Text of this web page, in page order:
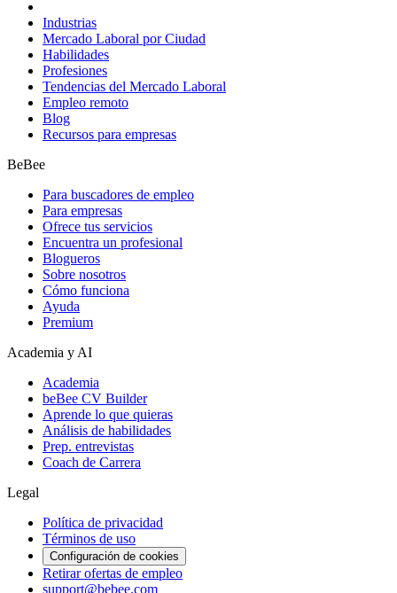
Industrias
Mercado Laboral por Ciudad
Habilidades
Profesiones
Tendencias del Mercado Laboral
Empleo remoto
Blog
Recursos para empresas
BeBee
Para buscadores de empleo
Para empresas
Ofrece tus servicios
Encuentra un profesional
Blogueros
Sobre nosotros
Cómo funciona
Ayuda
Premium
Academia y AI
Academia
beBee CV Builder
Aprende lo que quieras
Análisis de habilidades
Prep. entrevistas
Coach de Carrera
Legal
Política de privacidad
Términos de uso
Configuración de cookies
Retirar ofertas de empleo
support@bebee.com